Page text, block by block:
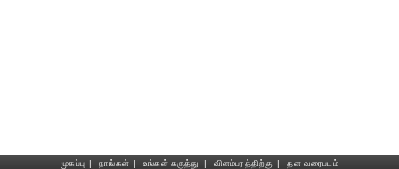
முகப்பு | நாங்கள் | உங்கள் கருத்து | விளம்பரத்திற்கு |
தள வரைபடம்